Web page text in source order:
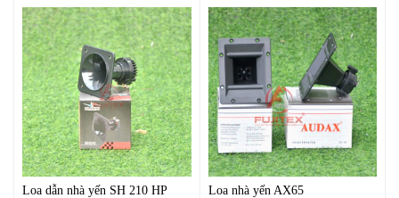
Loa dẫn nhà yến SH 210 HP
Loa nhà yến AX65